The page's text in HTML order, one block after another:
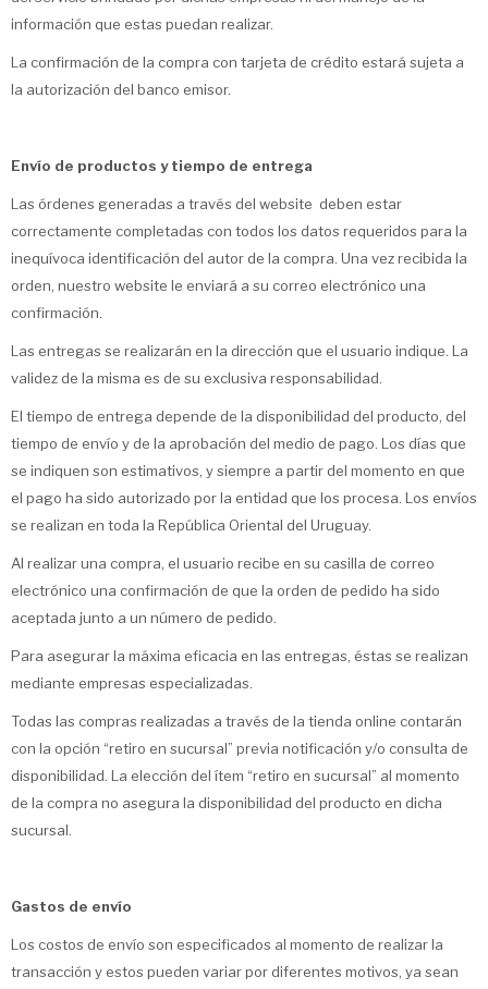
información que estas puedan realizar.
La confirmación de la compra con tarjeta de crédito estará sujeta a
la autorización del banco emisor.
Envío de productos y tiempo de entrega
Las órdenes generadas a través del website deben estar
correctamente completadas con todos los datos requeridos para la
inequívoca identificación del autor de la compra. Una vez recibida la
orden, nuestro website le enviará a su correo electrónico una
confirmación.
Las entregas se realizarán en la dirección que el usuario indique. La
validez de la misma es de su exclusiva responsabilidad.
El tiempo de entrega depende de la disponibilidad del producto, del
tiempo de envío y de la aprobación del medio de pago. Los días que
se indiquen son estimativos, y siempre a partir del momento en que
el pago ha sido autorizado por la entidad que los procesa. Los envíos
se realizan en toda la República Oriental del Uruguay.
Al realizar una compra, el usuario recibe en su casilla de correo
electrónico una confirmación de que la orden de pedido ha sido
aceptada junto a un número de pedido.
Para asegurar la máxima eficacia en las entregas, éstas se realizan
mediante empresas especializadas.
Todas las compras realizadas a través de la tienda online contarán
con la opción “retiro en sucursal” previa notificación y/o consulta de
disponibilidad. La elección del ítem “retiro en sucursal” al momento
de la compra no asegura la disponibilidad del producto en dicha
sucursal.
Gastos de envío
Los costos de envío son especificados al momento de realizar la
transacción y estos pueden variar por diferentes motivos, ya sean